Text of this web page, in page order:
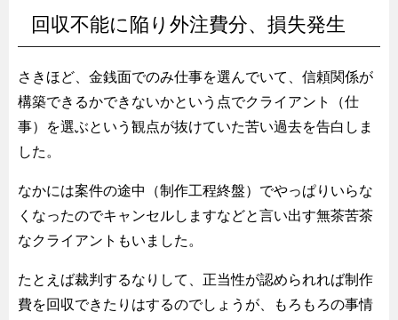
回収不能に陥り外注費分、損失発生
さきほど、金銭面でのみ仕事を選んでいて、信頼関係が
構築できるかできないかという点でクライアント（仕
事）を選ぶという観点が抜けていた苦い過去を告白しま
した。
なかには案件の途中（制作工程終盤）でやっぱりいらな
くなったのでキャンセルしますなどと言い出す無茶苦茶
なクライアントもいました。
たとえば裁判するなりして、正当性が認められれば制作
費を回収できたりはするのでしょうが、もろもろの事情